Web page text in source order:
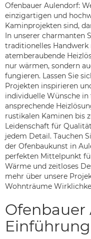
Ofenbauer Aulendorf:
einzigartigen und
Kaminprojekten sind,
In unserer charmanten
traditionelles
atemberaubende
nur wärmen, sondern
fungieren. Lassen Sie
Projekten inspirieren
individuelle Wünsche
ansprechende
rustikalen Kaminen bis
Leidenschaft für
jedem Detail. Tauchen
der Ofenbaukunst in
perfekten Mittelpunkt
Wärme und zeitloses
mehr über unsere
Wohnträume
Ofenbauer
Einführung